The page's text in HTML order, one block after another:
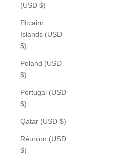
(USD $)
Pitcairn
Islands (USD
$)
Poland (USD
$)
Portugal (USD
$)
Qatar (USD $)
Réunion (USD
$)